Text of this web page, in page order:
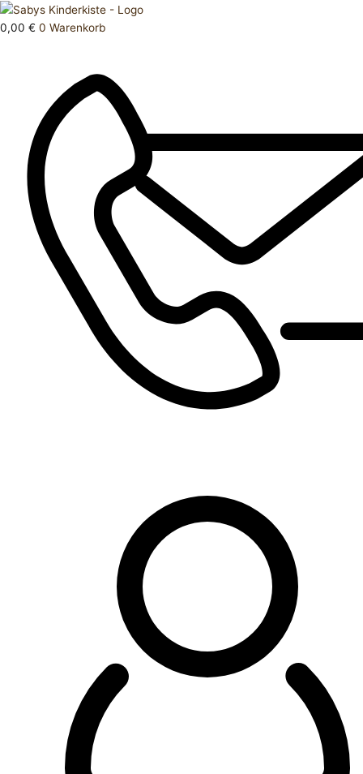
Zum
Inhalt
0,00 € 0 Warenkorb
Products
search
Strumpfhose
62